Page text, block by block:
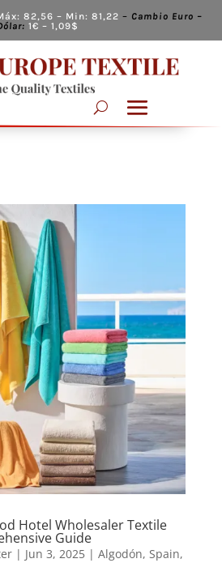
82,56 – Min: 81,22 – Cambio Euro –
1€ – 1,09$
Hotel Wholesaler Textile
Guide
| Jun 3, 2025| Algodón, Spain,